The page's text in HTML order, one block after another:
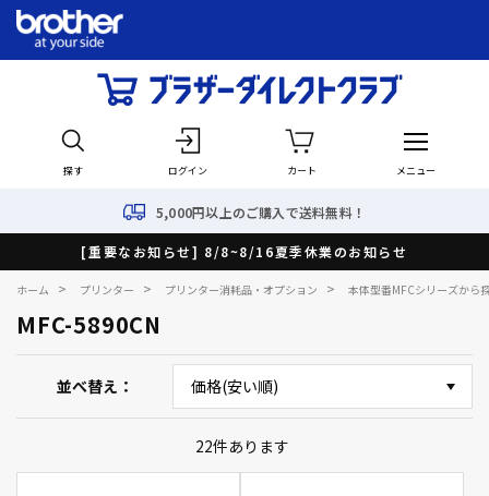
探す ログイン カート メニュー
5,000円以上のご購入で送料無料！
[重要なお知らせ] 8/8~8/16夏季休業のお知らせ
ホーム > プリンター > プリンター消耗品・オプション > 本体型番MFCシリーズから
MFC-5890CN
並べ替え
22件あります